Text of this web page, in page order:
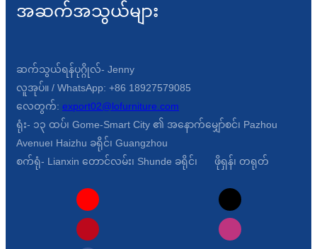
အဆက်အသွယ်များ
ဆက်သွယ်ရန်ပုဂ္ဂိုလ်- Jenny
လူအုပ်။ / WhatsApp: +86 18927579085
လေတွက်: export02@lofurniture.com
ရုံး- ၁၃ ထပ်၊ Gome-Smart City ၏ အနောက်မျှော်စင်၊ Pazhou
Avenue၊ Haizhu ခရိုင်၊ Guangzhou
စက်ရုံ- Lianxin တောင်လမ်း၊ Shunde ခရိုင်၊ ဖိုရှန်၊ တရုတ်